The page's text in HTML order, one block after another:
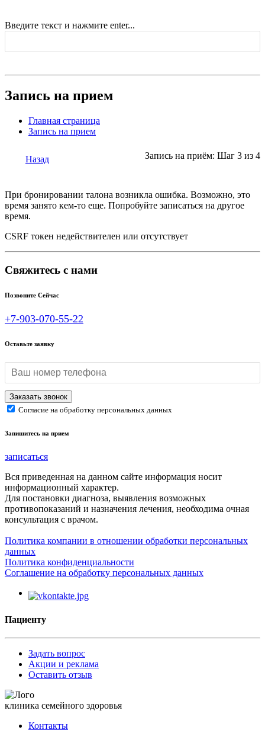
Введите текст и нажмите enter...
Запись на прием
Главная страница
Запись на прием
Назад Запись на приём: Шаг 3 из 4
При бронировании талона возникла ошибка. Возможно, это
время занято кем-то еще. Попробуйте записаться на другое
время.
CSRF токен недействителен или отсутствует
Свяжитесь с нами
Позвоните Сейчас
+7-903-070-55-22
Оставьте заявку
Согласие на обработку персональных данных
Запишитесь на прием
записаться
Вся приведенная на данном сайте информация носит
информационный характер.
Для постановки диагноза, выявления возможных
противопоказаний и назначения лечения, необходима очная
консультация с врачом.
Политика компании в отношении обработки персональных
данных
Политика конфиденциальности
Соглашение на обработку персональных данных
Пациенту
Задать вопрос
Акции и реклама
Оставить отзыв
клиника семейного здоровья
Контакты